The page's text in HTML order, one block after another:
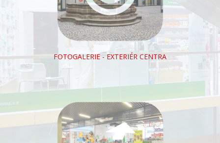
FOTOGALERIE - EXTERIÉR CENTRA